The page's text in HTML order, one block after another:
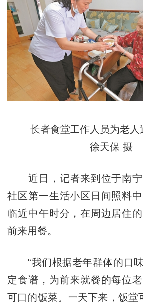
长者食堂工作人员为老人
徐天保 摄
近日，记者来到位于南宁
社区第一生活小区日间照料
临近中午时分，在周边居住
前来用餐。
“我们根据老年群体的口味
定食谱，为前来就餐的每位
可口的饭菜。一天下来，饭堂